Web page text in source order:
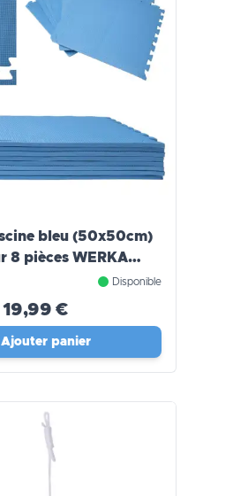
bleu (50x50cm)
8 pièces WERKA
Disponible
19,99 €
Ajouter panier